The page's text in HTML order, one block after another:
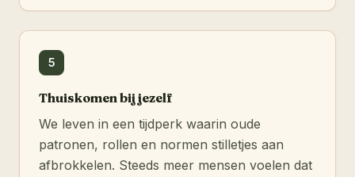
5
Thuiskomen bij jezelf
We leven in een tijdperk waarin oude
patronen, rollen en normen stilletjes aan
afbrokkelen. Steeds meer mensen voelen dat